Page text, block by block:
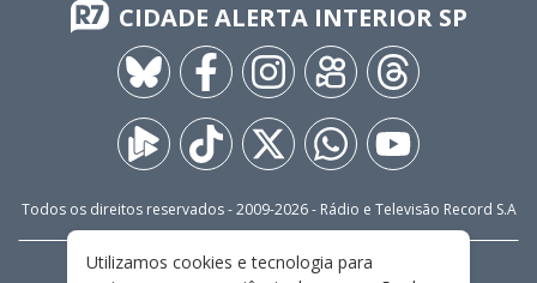
CIDADE ALERTA INTERIOR SP
Todos os direitos reservados - 2009-2026- Rádio e Televisão Record S.A
FALE CONOSCO PRIVACIDADE
Utilizamos cookies e tecnologia para